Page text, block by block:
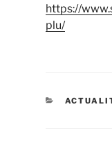
https://
plu/